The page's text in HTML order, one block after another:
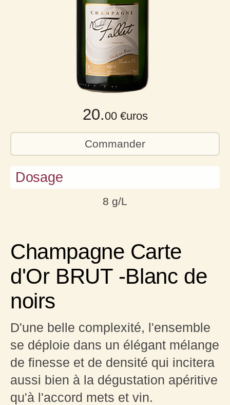
20.00 €uros
Commander
Dosage
8 g/L
Champagne Carte
d'Or BRUT -Blanc de
noirs
D'une belle complexité, l'ensemble
se déploie dans un élégant mélange
de finesse et de densité qui incitera
aussi bien à la dégustation apéritive
qu'à l'accord mets et vin.